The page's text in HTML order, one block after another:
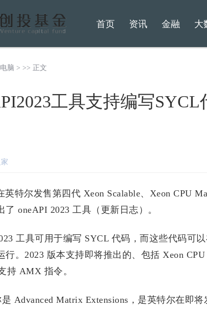
首页 资讯 金融 大
电脑 > >> 正文
工具支持编写SYCL
尔发售第四代 Xeon Scalable、Xeon CPU
oneAPI 2023 工具（更新日志）。
工具可用于编写 SYCL 代码，而这些代码可以
行。2023 版本支持即将推出的、包括 Xeon
持 AMX 指令。
Matrix Extensions，是英特尔在即将